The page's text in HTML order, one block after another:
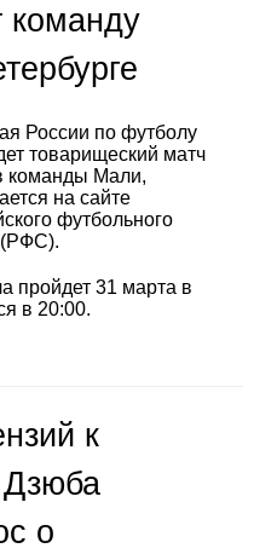
команду
России по футболу
товарищеский матч
команды Мали,
на сайте
футбольного
пройдет 31 марта в
в 20:00.
к
о